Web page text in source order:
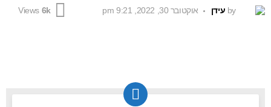
by עידן אוקטובר 30, 2022, 9:21 pm 6k
Views